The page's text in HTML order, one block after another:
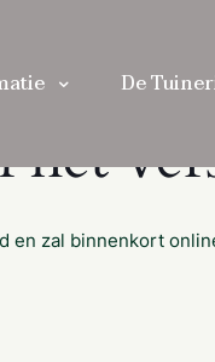
De
en zal binnenkort